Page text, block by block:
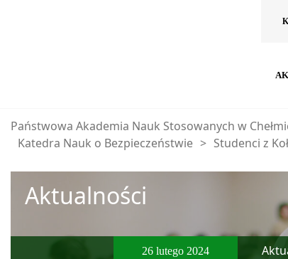
Państwowa Akademia Nauk Stosowanych w
Katedra Nauk o Bezpieczeństwie > Studenci z
Aktualności
26 lutego 2024